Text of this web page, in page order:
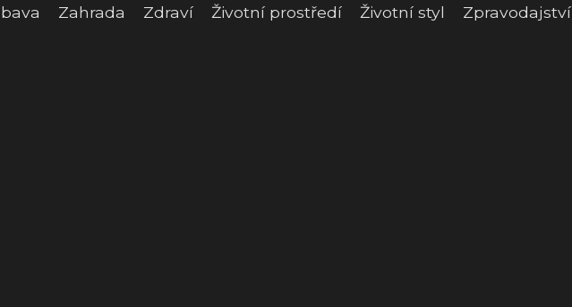
Zahrada Zdraví Životní prostředí Životní styl Zpravodajství